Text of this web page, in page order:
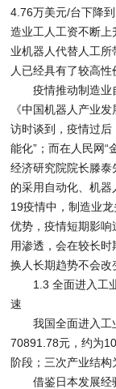
4.76万美元/台下降
造业工人工资不断
业机器人代替人工
人已经具有了较高性
疫情推动制造业
《中国机器人产业
访时谈到，疫情过后
能化”；而在人民网“
经济研究院院长滕
的采用自动化、机
19疫情中，制造业
优势，疫情短期影
用渗透，会在较长
换人长期趋势不会改
1.3 全面进入工业
速
我国全面进入工
70891.78元，约为
阶段；三次产业结构
借鉴日本发展经